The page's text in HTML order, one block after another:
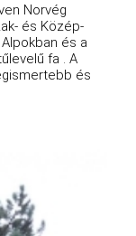
Norvég
és Közép-
és a
fa . A
és